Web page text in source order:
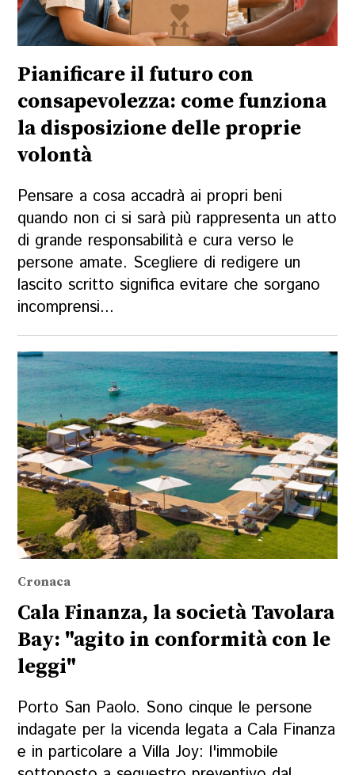
Pianificare il futuro con
consapevolezza: come funziona
la disposizione delle proprie
volontà
Pensare a cosa accadrà ai propri beni
quando non ci si sarà più rappresenta un atto
di grande responsabilità e cura verso le
persone amate. Scegliere di redigere un
lascito scritto significa evitare che sorgano
incomprensi...
Cronaca
Cala Finanza, la società Tavolara
Bay: "agito in conformità con le
leggi"
Porto San Paolo. Sono cinque le persone
indagate per la vicenda legata a Cala Finanza
e in particolare a Villa Joy: l'immobile